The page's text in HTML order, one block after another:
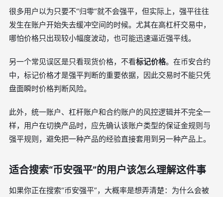
很多用户以为只要不“归零”就不会强平，但实际上，强平往往
发生在账户开始失去缓冲空间的时候。尤其在高杠杆交易中，
哪怕价格只出现较小幅度波动，也可能迅速逼近强平线。
另一个常见误区是只看现货价格，不看标记价格。在币安合约
中，标记价格才是强平判断的重要依据，因此交易时不能只凭
盘面瞬时价格判断风险。
此外，统一账户、杠杆账户和合约账户的风控逻辑并不完全一
样，用户在切换产品时，应先确认该账户类型的保证金规则与
强平规则，避免把一种产品的经验直接套用到另一种产品上。
适合搜索“币安强平”的用户该怎么理解这件事
如果你正在搜索“币安强平”，大概率是想弄清楚：为什么会被